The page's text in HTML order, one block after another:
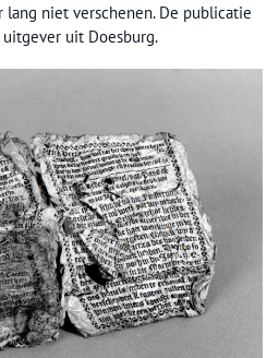
lang niet verschenen. De publicatie
uit Doesburg.